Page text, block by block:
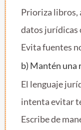
Prioriza libros,
datos jurídicas
Evita fuentes
b) Mantén una
El lenguaje
intenta evitar
Escribe de